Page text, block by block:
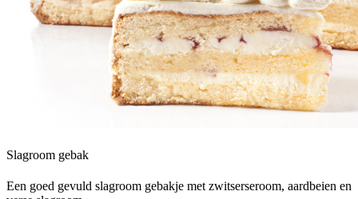
Slagroom gebak
Een goed gevuld slagroom gebakje met zwitserseroom, aardbeien en